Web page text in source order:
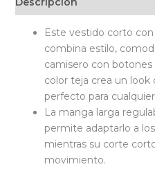
Este vestido corto
combina estilo,
camisero con
color teja crea un look
perfecto para
La manga larga
permite adaptarlo a
mientras su corte
movimiento.